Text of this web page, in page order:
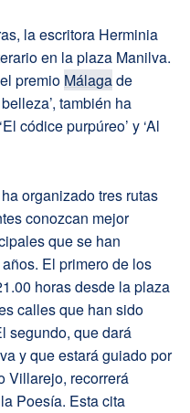
la escritora Herminia
en la plaza Manilva.
premio Málagade
también ha
códice purpúreo’ y ‘Al
organizado tres rutas
conozcan mejor
que se han
El primero de los
horas desde la plaza
calles que han sido
segundo, que dará
y que estará guiado por
Villarejo, recorrerá
Poesía. Esta cita